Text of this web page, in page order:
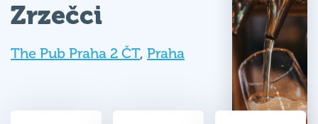
Zrzečci
The Pub Praha 2 ČT, Praha